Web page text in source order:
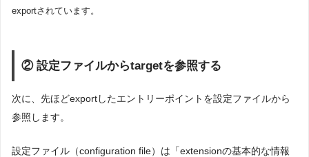
exportされています。
② 設定ファイルからtargetを参照する
次に、先ほどexportしたエントリーポイントを設定ファイルから
参照します。
設定ファイル（configuration file）は「extensionの基本的な情報